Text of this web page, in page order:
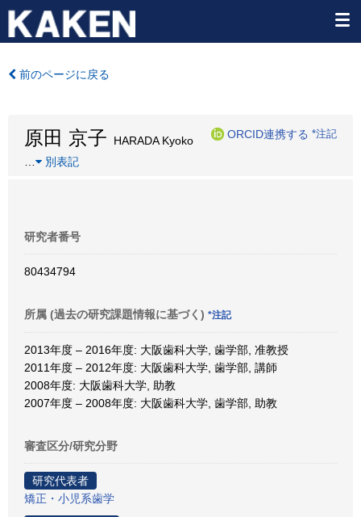
前のページに戻る
原田 京子 HARADA Kyoko
ORCID連携する *注記
別表記
研究者番号
80434794
所属 (過去の研究課題情報に基づく) *注記
2013年度 – 2016年度: 大阪歯科大学, 歯学部, 准教授
2011年度 – 2012年度: 大阪歯科大学, 歯学部, 講師
2008年度: 大阪歯科大学, 助教
2007年度 – 2008年度: 大阪歯科大学, 歯学部, 助教
審査区分/研究分野
研究代表者
矯正・小児系歯学